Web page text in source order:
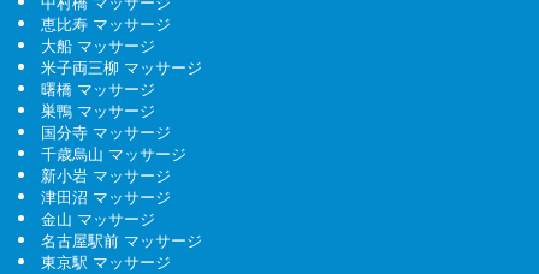
恵比寿 マッサージ
大船 マッサージ
米子両三柳 マッサージ
曙橋 マッサージ
巣鴨 マッサージ
国分寺 マッサージ
千歳烏山 マッサージ
新小岩 マッサージ
津田沼 マッサージ
金山 マッサージ
名古屋駅前 マッサージ
東京駅 マッサージ